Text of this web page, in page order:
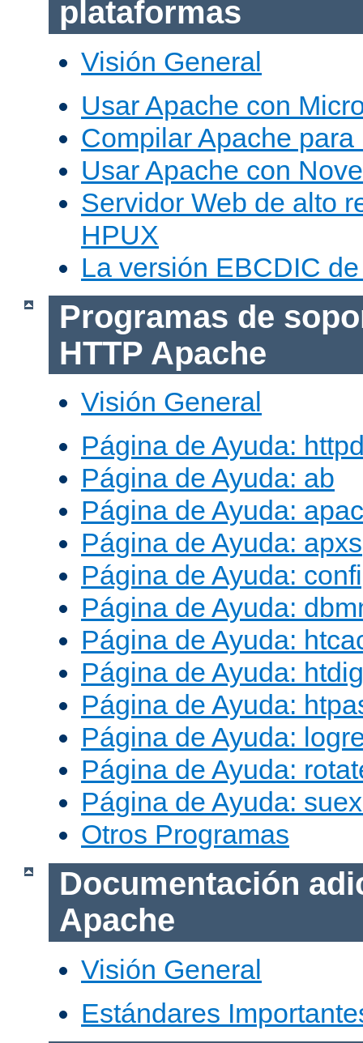
plataformas
Visión General
Usar Apache con
Compilar Apache
Usar Apache con
Servidor Web de alto
HPUX
La versión EBCDIC
Programas de
HTTP Apache
Visión General
Página de Ayuda:
Página de Ayuda: ab
Página de Ayuda:
Página de Ayuda: apxs
Página de Ayuda:
Página de Ayuda:
Página de Ayuda:
Página de Ayuda:
Página de Ayuda:
Página de Ayuda:
Página de Ayuda:
Página de Ayuda:
Otros Programas
Documentación
Apache
Visión General
Estándares